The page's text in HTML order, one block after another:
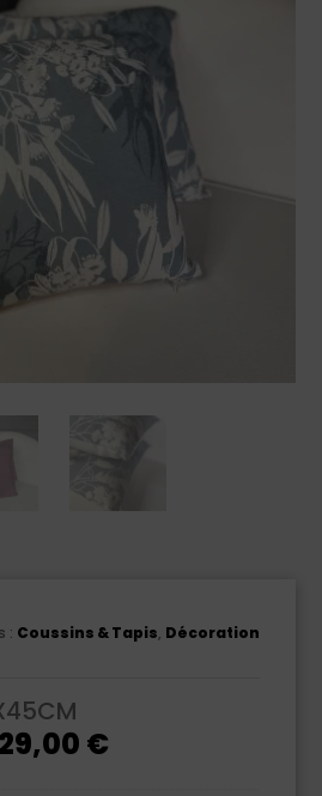
: Coussins & Tapis, Décoration
29,00 €